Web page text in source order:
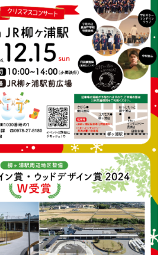
バンド）
マス気分を満喫しよう！